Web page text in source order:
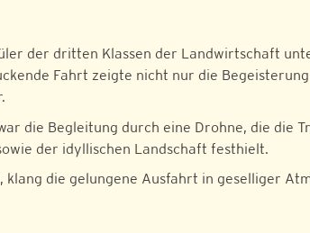
der dritten Klassen der Landwirtschaft
Fahrt zeigte nicht nur die
die Begleitung durch eine Drohne, die
der idyllischen Landschaft festhielt.
klang die gelungene Ausfahrt in geselliger